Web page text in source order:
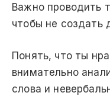
Важно проводить
чтобы не создать
Понять, что ты
внимательно
слова и